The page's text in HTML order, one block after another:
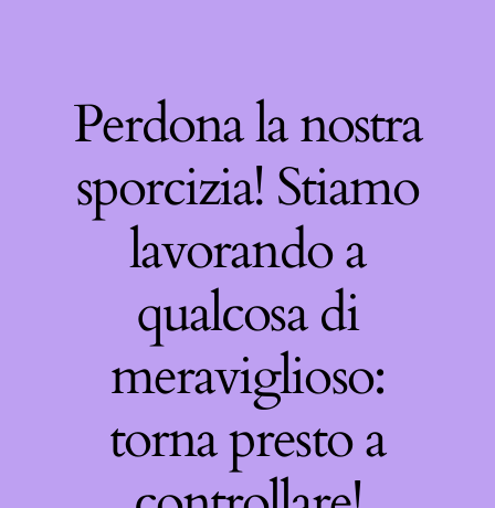
Perdona la nostra
sporcizia! Stiamo
lavorando a
qualcosa di
meraviglioso:
torna presto a